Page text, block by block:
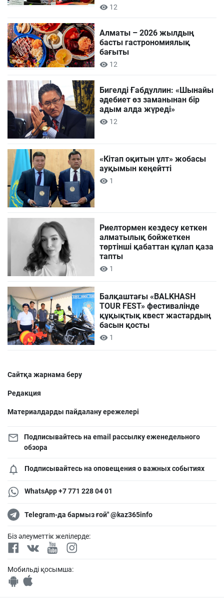
12
Алматы – 2026 жылдың
басты гастрономиялық
бағыты
12
Бигелді Ғабдуллин: «Шынайы
әдебиет өз заманынан бір
адым алда жүреді»
12
«Кітап оқитын ұлт» жобасы
ауқымын кеңейтті
1
Риелтормен кездесу кеткен
алматылық бойжеткен
төртінші қабаттан құлап қаза
тапты
1
Балқаштағы «BALKHASH
TOUR FEST» фестивалінде
құқықтық квест жастардың
басын қосты
1
Сайтқа жарнама беру
Редакция
Материалдарды пайдалану ережелері
Подписывайтесь на email рассылку еженедельного
обзора
Подписывайтесь на оповещения о важных событиях
WhatsApp +7 771 228 04 01
Telegram-да бармыз ғой" @kaz365info
Біз әлеуметтік желілерде:
Мобильді қосымша: